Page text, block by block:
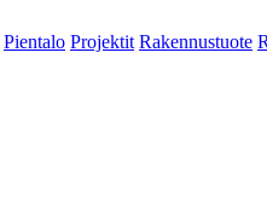
Pientalo Projektit Rakennustuote